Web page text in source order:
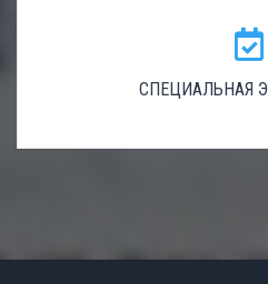
СПЕЦИАЛЬНАЯ